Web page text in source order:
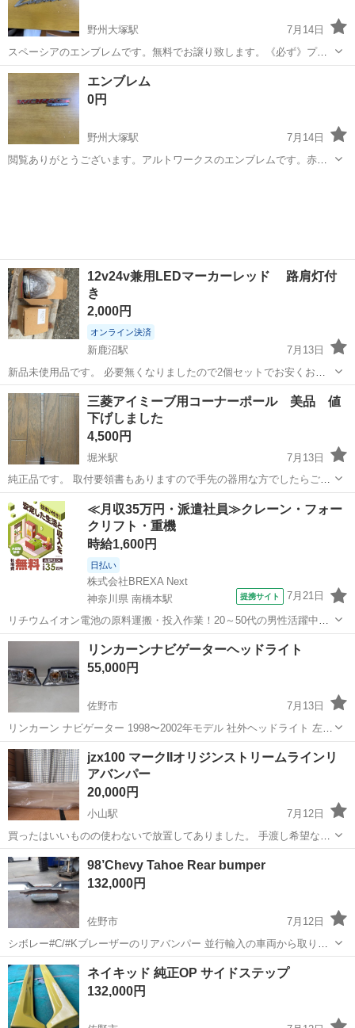
野州大塚駅
7月14日
スペーシアのエンブレムです。無料でお譲り致します。《必ず》プロ
フを見てお問い合わせして下さい。プロフを見ないでお問い合わせす
る方が多いです。困ります。宜しくお願い致します。
栃木 栃木市 野州大塚駅
エンブレム
0円
野州大塚駅
7月14日
閲覧ありがとうございます。アルトワークスのエンブレムです。赤い
12v24v兼用LEDマーカーレッド 路肩灯付
き
2,000円
オンライン決済
新鹿沼駅
7月13日
新品未使用品です。 必要無くなりましたので2個セットでお安くお譲
り致します。
栃木 鹿沼市 新鹿沼駅 外装、車外用品
三菱アイミーブ用コーナーポール 美品 値
下げしました
4,500円
堀米駅
7月13日
純正品です。 取付要領書もありますので手先の器用な方でしたらご自
分で設置する事ができると思います。 夜は光がとても綺麗で左前コー
ナーがはっきり確認できます。 少しの間、ポールのみ使用しましたが
とても綺麗です。 ガソリ...
栃木 佐野市 堀米駅 外装、車外用品 アイミーブ
≪月収35万円・派遣社員≫クレーン・フォー
クリフト・重機
時給1,600円
日払い
株式会社BREXA Next
神奈川県 南橋本駅
提携サイト 7月21日
リチウムイオン電池の原料運搬・投入作業！20～50代の男性活躍中★
ワンルーム寮完備！赴任旅費会社負担！年間休日130日★フォークリフ
ト免許お持ちの方、活躍中！就業先食堂利用可★《神奈川県相模原
市》 人気の工場のお仕事 ◇電...
神奈川 相模原市 南橋本駅 その他
リンカーンナビゲーターヘッドライト
55,000円
佐野市
7月13日
リンカーン ナビゲーター 1998〜2002年モデル 社外ヘッドライト 左右
セット 中古
栃木 佐野市 外装、車外用品 リンカーンナビゲーター
jzx100 マークIIオリジンストリームラインリ
アバンパー
20,000円
小山駅
7月12日
買ったはいいものの使わないで放置してありました。 手渡し希望なの
で引取りの際のお車は大きめの方がいいかと思います。 よろしくお願
いします。
栃木 小山市
98’Chevy Tahoe Rear bumper
132,000円
佐野市
7月12日
シボレー#C/#Kブレーザーのリアバンパー 並行輸入の車両から取り外
した商品 メーカー：GM ブランド：シボレー 適応年式：1992~1998
適応車種：#C/#K グレード：Blazer/Jimmy/C1500/K150...
栃木 佐野市 外装、車外用品 バンパー
ネイキッド 純正OP サイドステップ
132,000円